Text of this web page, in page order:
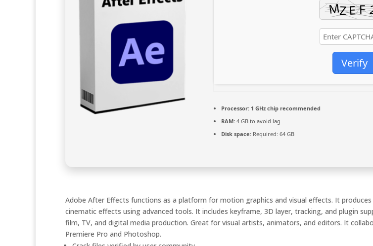
Verify
Processor: 1 GHz chip recommended
RAM: 4 GB to avoid lag
Disk space: Required: 64 GB
Adobe After Effects functions as a platform for motion graphics and visual effects. It
cinematic effects using advanced tools. It includes keyframe, 3D layer, tracking, and plugin
film, TV, and digital media production. Great for visual artists, animators, and editors. It
Premiere Pro and Photoshop.